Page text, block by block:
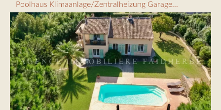
Poolhaus Klimaanlage/Zentralheizung Garage...